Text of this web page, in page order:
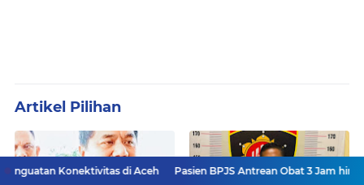
Artikel Pilihan
di Aceh Pasien BPJS Antrean Obat 3 Jam hingga Pasien 2